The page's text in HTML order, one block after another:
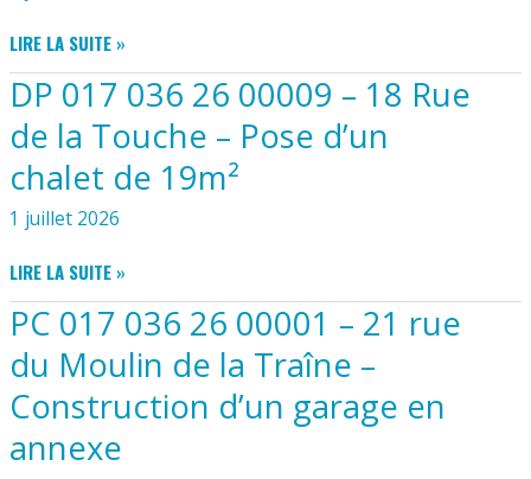
UNE
ENSEIGNE
(CERFA
16308*01)
DEMANDE
D’AUTORISATION
PRÉALABLE
D’UN
DISPOSITIF
OU
D’UN
MATÉRIEL
UNE
PUBLICITÉ
(CERFA
16309*01)
LIRE LA SUITE »
DP 017 036 26 00009 – 18 Rue
de la Touche – Pose d’un
chalet de 19m²
1 juillet 2026
DP
017
036
26
00009
–
18
RUE
LIRE LA SUITE »
PC 017 036 26 00001 – 21 rue
du Moulin de la Traîne –
Construction d’un garage en
annexe